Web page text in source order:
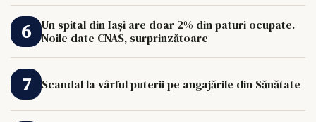
Un spital din Iași are doar 2% din paturi ocupate.
Noile date CNAS, surprinzătoare
Scandal la vârful puterii pe angajările din Sănătate